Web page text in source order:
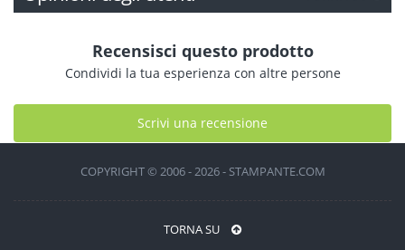
Recensisci questo prodotto
Condividi la tua esperienza con altre persone
Scrivi una recensione
COPYRIGHT © 2006 - 2026 - STAMPANTE.COM
TORNA SU